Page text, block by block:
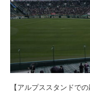
【アルプススタンドで